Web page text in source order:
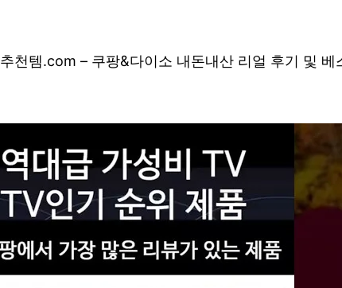
추천템.com – 쿠팡&다이소 내돈내산 리얼 후기 및 베